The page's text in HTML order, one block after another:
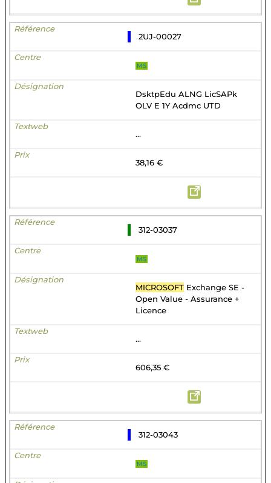
2UJ-00027
MS
DsktpEdu ALNG LicSAPk
OLV E 1Y Acdmc UTD
...
38,16 €
312-03037
MS
MICROSOFT Exchange SE -
Open Value - Assurance +
Licence
...
606,35 €
312-03043
MS